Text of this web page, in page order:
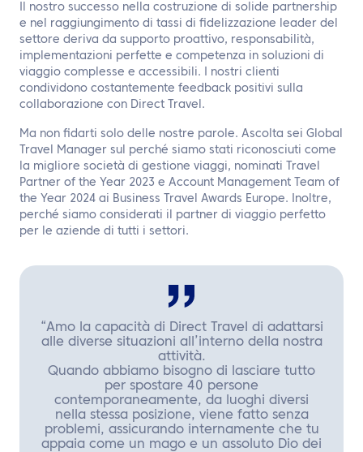
Il nostro successo nella costruzione di solide partnership
e nel raggiungimento di tassi di fidelizzazione leader del
settore deriva da supporto proattivo, responsabilità,
implementazioni perfette e competenza in soluzioni di
viaggio complesse e accessibili. I nostri clienti
condividono costantemente feedback positivi sulla
collaborazione con Direct Travel.
Ma non fidarti solo delle nostre parole. Ascolta sei Global
Travel Manager sul perché siamo stati riconosciuti come
la migliore società di gestione viaggi, nominati Travel
Partner of the Year 2023 e Account Management Team of
the Year 2024 ai Business Travel Awards Europe. Inoltre,
perché siamo considerati il partner di viaggio perfetto
per le aziende di tutti i settori.
“Amo la capacità di Direct Travel di adattarsi
alle diverse situazioni all’interno della nostra
attività.
Quando abbiamo bisogno di lasciare tutto
per spostare 40 persone
contemporaneamente, da luoghi diversi
nella stessa posizione, viene fatto senza
problemi, assicurando internamente che tu
appaia come un mago e un assoluto Dio dei